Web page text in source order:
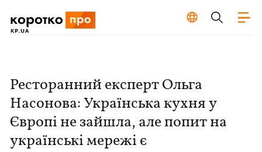
Ресторанний експерт Ольга
Насонова: Українська кухня у
Європі не зайшла, але попит на
українські мережі є